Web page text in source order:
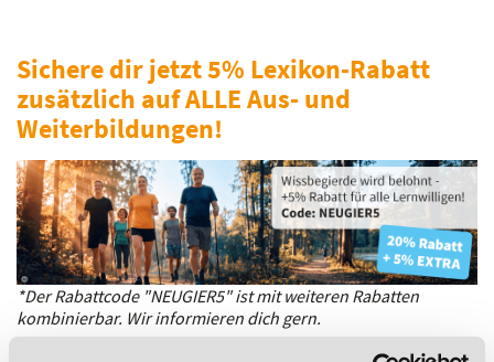
Sichere dir jetzt 5% Lexikon-Rabatt
zusätzlich auf ALLE Aus- und
Weiterbildungen!
*Der Rabattcode "NEUGIER5" ist mit weiteren Rabatten
kombinierbar. Wir informieren dich gern.